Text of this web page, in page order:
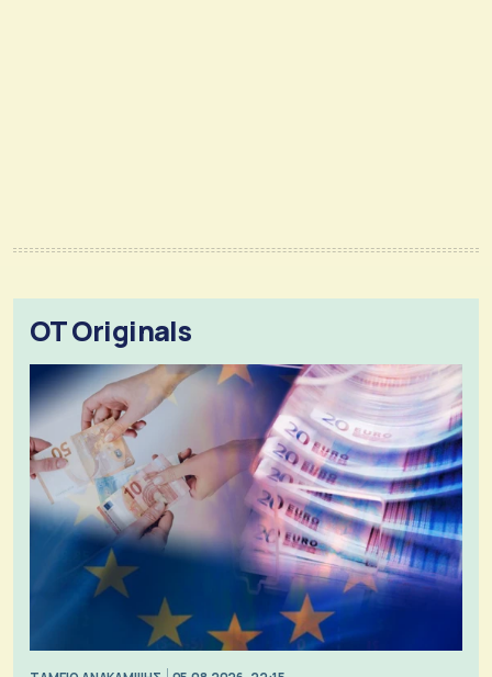
OT Originals